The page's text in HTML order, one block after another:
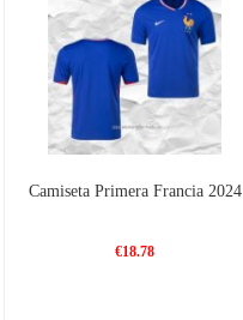
Camiseta Primera Francia 2024
€18.78